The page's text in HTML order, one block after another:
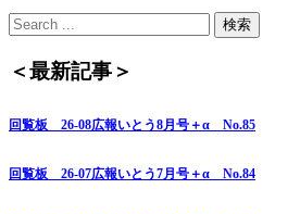
＜最新記事＞
回覧板 26-08広報いとう8月号＋α No.85
回覧板 26-07広報いとう7月号＋α No.84